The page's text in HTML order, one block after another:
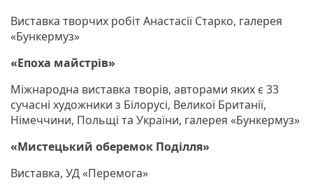
Виставка творчих робіт Анастасії Старко, галерея
«Бункермуз»
«Епоха майстрів»
Міжнародна виставка творів, авторами яких є 33
сучасні художники з Білорусі, Великої Британії,
Німеччини, Польщі та України, галерея «Бункермуз»
«Мистецький оберемок Поділля»
Виставка, УД «Перемога»